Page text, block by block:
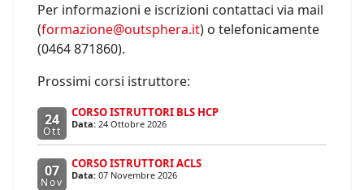
Per informazioni e iscrizioni contattaci via mail
(formazione@outsphera.it) o telefonicamente
(0464 871860).
Prossimi corsi istruttore:
24
Ott
CORSO ISTRUTTORI BLS HCP
Data: 24 Ottobre 2026
07
Nov
CORSO ISTRUTTORI ACLS
Data: 07 Novembre 2026